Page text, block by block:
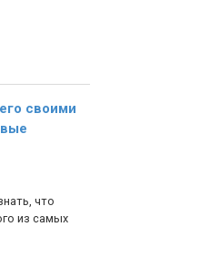
своими
что
из самых